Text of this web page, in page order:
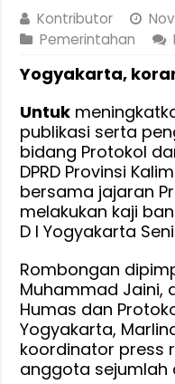
Kontributor
Pemerintahan
Yogyakarta,
Untuk
publikasi serta
bidang Protokol
DPRD Provinsi
bersama jajaran
melakukan kaji
D I Yogyakarta
Rombongan
Muhammad Jaini,
Humas dan
Yogyakarta,
koordinator press
anggota sejumlah